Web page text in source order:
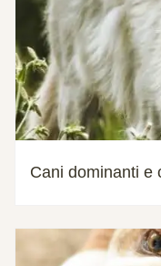
Cani dominanti e